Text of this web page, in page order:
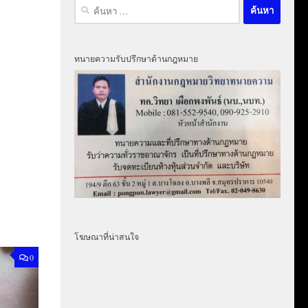
0
ค้นหา
สำหรับ:
ทนายความรับปรึกษาด้านกฎหมาย
โฆษณาที่น่าสนใจ